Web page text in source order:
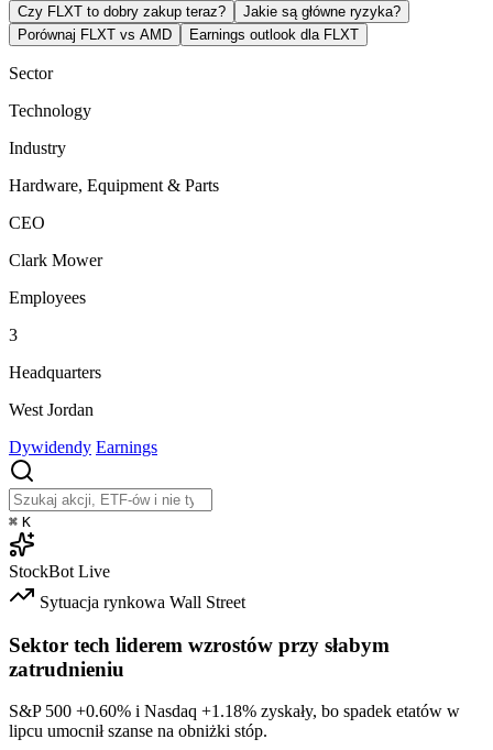
Czy FLXT to dobry zakup teraz?
Jakie są główne ryzyka?
Porównaj FLXT vs AMD
Earnings outlook dla FLXT
Sector
Technology
Industry
Hardware, Equipment & Parts
CEO
Clark Mower
Employees
3
Headquarters
West Jordan
Dywidendy Earnings
⌘ K
StockBot Live
Sytuacja rynkowa Wall Street
Sektor tech liderem wzrostów przy słabym
zatrudnieniu
S&P 500 +0.60% i Nasdaq +1.18% zyskały, bo spadek etatów w
lipcu umocnił szanse na obniżki stóp.